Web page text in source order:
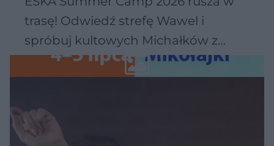
trasę! Odwiedź strefę Wawel i
spróbuj kultowych Michałków z
Wawelu